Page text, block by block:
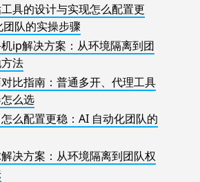
具的设计与实现怎么配置更
队的实操步骤
ip解决方案：从环境隔离到团
法
比指南：普通多开、代理工具
么选
么配置更稳：AI 自动化团队的
决方案：从环境隔离到团队权